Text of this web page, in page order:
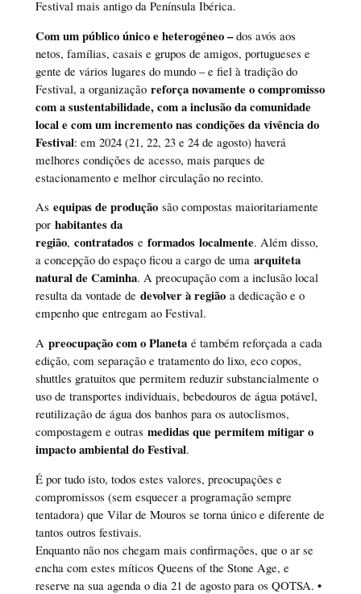
Festival mais antigo da Península Ibérica.
Com um público único e heterogéneo –dos avós aos
netos, famílias, casais e grupos de amigos, portugueses e
gente de vários lugares do mundo – e fiel à tradição do
Festival, a organização reforça novamente o compromisso
com a sustentabilidade, com a inclusão da comunidade
local e com um incremento nas condições da vivência do
Festival: em 2024 (21, 22, 23 e 24 de agosto) haverá
melhores condições de acesso, mais parques de
estacionamento e melhor circulação no recinto.
As equipas de produçãosão compostas maioritariamente
por habitantes da
região, contratadose formados localmente. Além disso,
a concepção do espaço ficou a cargo de uma arquiteta
natural de Caminha. A preocupação com a inclusão local
resulta da vontade de devolver à regiãoa dedicação e o
empenho que entregam ao Festival.
A preocupação com o Planetaé também reforçada a cada
edição, com separação e tratamento do lixo, eco copos,
shuttles gratuitos que permitem reduzir substancialmente o
uso de transportes individuais, bebedouros de água potável,
reutilização de água dos banhos para os autoclismos,
compostagem e outras medidas que permitem mitigar o
impacto ambiental do Festival.
É por tudo isto, todos estes valores, preocupações e
compromissos (sem esquecer a programação sempre
tentadora) que Vilar de Mouros se torna único e diferente de
tantos outros festivais.
Enquanto não nos chegam mais confirmações, que o ar se
encha com estes míticos Queens of the Stone Age, e
reserve na sua agenda o dia 21 de agosto para os QOTSA. •